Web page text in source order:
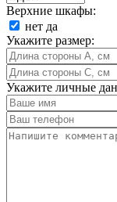
Верхние шкафы:
нет да
Укажите размер:
Укажите личные